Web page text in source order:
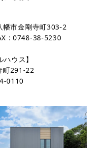
市金剛寺町303-2
: 0748-38-5230
ハウス】
町291-22
0110